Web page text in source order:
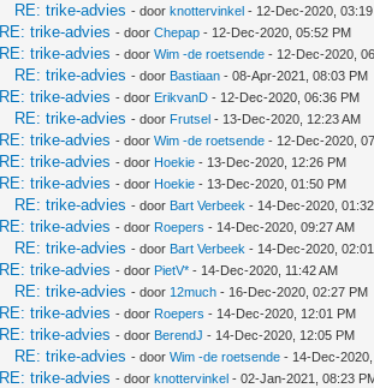
RE: trike-advies - doorknottervinkel - 12-Dec-2020,
RE: trike-advies - doorChepap - 12-Dec-2020, 05:52 PM
RE: trike-advies - doorWim -de roetsende - 12-Dec-2020,
RE: trike-advies - door Bastiaan - 08-Apr-2021, 08:03 PM
RE: trike-advies - door ErikvanD - 12-Dec-2020, 06:36 PM
RE: trike-advies - door Frutsel - 13-Dec-2020, 12:23 AM
RE: trike-advies - doorWim -de roetsende - 12-Dec-2020,
RE: trike-advies - door Hoekie - 13-Dec-2020, 12:26 PM
RE: trike-advies - door Hoekie - 13-Dec-2020, 01:50 PM
RE: trike-advies - door Bart Verbeek - 14-Dec-2020,
RE: trike-advies - door Roepers - 14-Dec-2020, 09:27 AM
RE: trike-advies - door Bart Verbeek - 14-Dec-2020,
RE: trike-advies - door PietV* - 14-Dec-2020, 11:42 AM
RE: trike-advies - door 12much - 16-Dec-2020, 02:27 PM
RE: trike-advies - door Roepers - 14-Dec-2020, 12:01 PM
RE: trike-advies - door BerendJ - 14-Dec-2020, 12:05 PM
RE: trike-advies - doorWim -de roetsende - 14-Dec-
RE: trike-advies - doorknottervinkel - 02-Jan-2021, 08:23